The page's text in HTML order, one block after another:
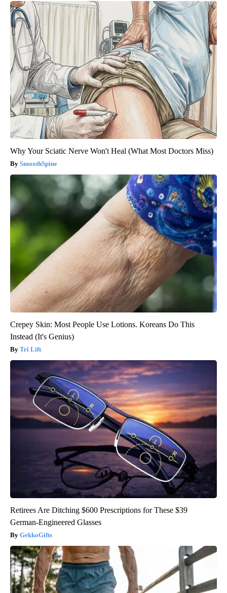
Why Your Sciatic Nerve Won't Heal (What Most Doctors Miss)
SmoothSpine
Crepey Skin: Most People Use Lotions. Koreans Do This
Instead (It's Genius)
Tri Lift
Retirees Are Ditching $600 Prescriptions for These $39
German-Engineered Glasses
GekkoGifts